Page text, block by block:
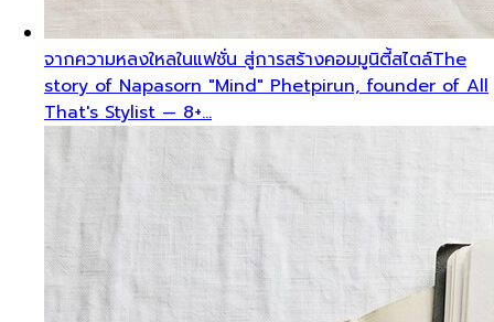
จากความหลงใหลในแฟชั่น สู่การสร้างคอมมูนิตี้สไตล์The
story of Napasorn "Mind" Phetpirun, founder of All
That's Stylist — 8+…